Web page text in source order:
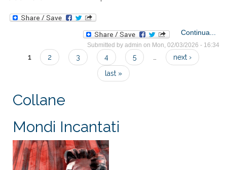
Continua...
Submitted by admin on Mon, 02/03/2026 - 16:34
Pages
1 2 3 4 5 …
next ›
last »
Collane
Mondi Incantati